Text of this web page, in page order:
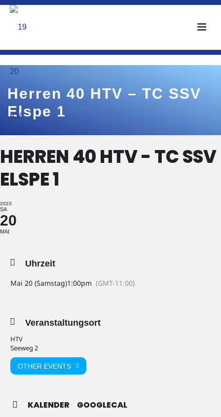
Herren 40 HTV – TC SSV
Elspe 1
HERREN 40 HTV - TC SSV
ELSPE 1
2023
SA
20
MAI
Uhrzeit
Mai 20 (Samstag)1:00pm (GMT-11:00)
Veranstaltungsort
HTV
Seeweg 2
OTHER EVENTS
KALENDER GOOGLECAL